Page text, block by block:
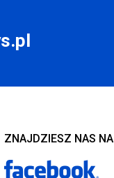
ZNAJDZIESZ NAS NA